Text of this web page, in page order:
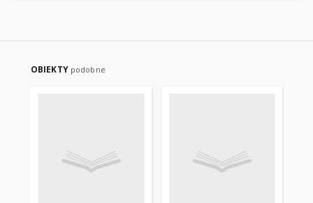
OBIEKTY podobne